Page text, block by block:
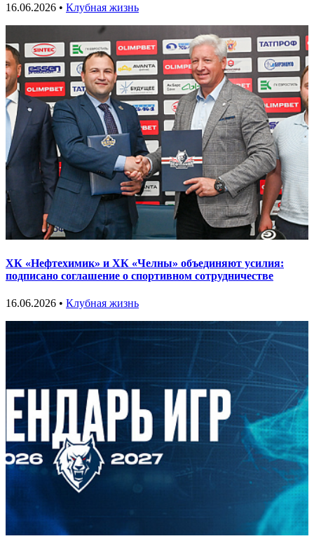
16.06.2026 • Клубная жизнь
ХК «Нефтехимик» и ХК «Челны» объединяют усилия:
подписано соглашение о спортивном сотрудничестве
16.06.2026 • Клубная жизнь